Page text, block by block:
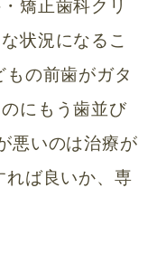
状況になるこ
の前歯がガタ
にもう歯並び
悪いのは治療が
ば良いか、専